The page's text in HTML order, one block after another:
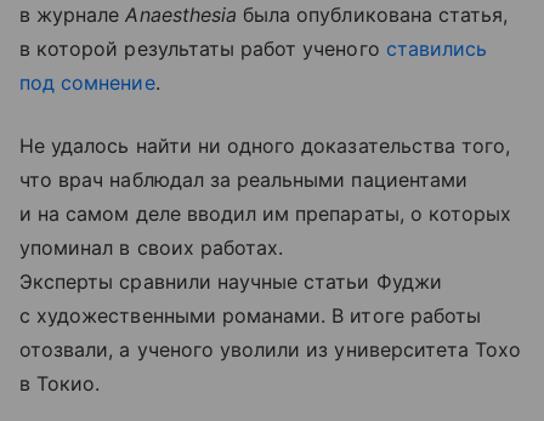
в журналеAnaesthesia была опубликована статья,
в которой результаты работ ученого ставились
под сомнение.
Не удалось найти ни одного доказательства того,
что врач наблюдал за реальными пациентами
и на самом деле вводил им препараты, о которых
упоминал в своих работах.
Эксперты сравнили научные статьи Фуджи
с художественными романами. В итоге работы
отозвали, а ученого уволили из университета Тохо
в Токио.